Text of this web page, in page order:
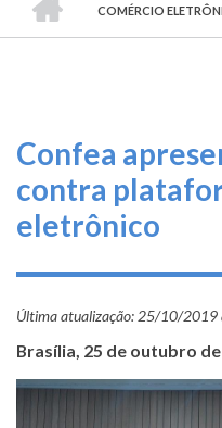
O
que
Informe-
se
Conosco
e
Prestação
de
TRILHA
DE
COMÉRCIO
Confea
contra
eletrônico
Última atualização: 25/10/2019
Brasília, 25 de outubro de